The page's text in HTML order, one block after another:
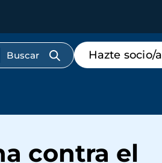
Menú
de
destacados
Hazte socio/a
contra el